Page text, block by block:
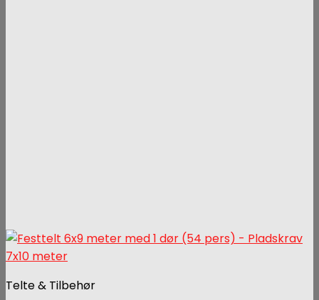
Telte & Tilbehør